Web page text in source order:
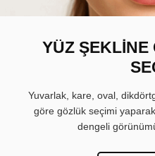
YÜZ ŞEKLİNE
Yuvarlak, kare, oval,
göre gözlük seçimi
dengeli